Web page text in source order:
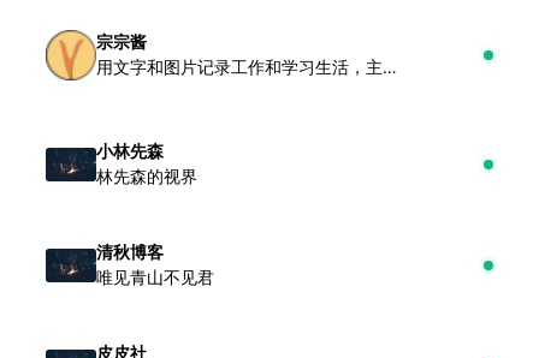
宗宗酱
用文字和图片记录工作和学习生活，主要用来写点零零碎碎的东西，记录我学习和工作生活当中的一些琐事。
小林先森
林先森的视界
清秋博客
唯见青山不见君
皮皮社